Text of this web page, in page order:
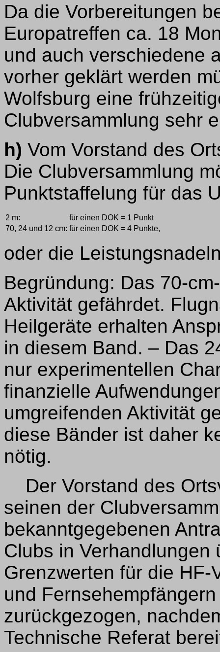
Da die Vorbereitungen
Europatreffen ca. 18
und auch verschiedene
vorher geklärt werden
Wolfsburg eine
Clubversammlung sehr
h) Vom Vorstand des
Die Clubversammlung
Punktstaffelung für das
2 m:
für einen DOK = 1 Punkt
70, 24 und 12 cm: für einen DOK = 4 Punkte,
oder die
Begründung: Das 70-
Aktivität gefährdet.
Heilgeräte erhalten
in diesem Band. – Das
nur experimentellen
finanzielle
umgreifenden Aktivität
diese Bänder ist daher
nötig.
Der Vorstand des
seinen der
bekanntgegebenen
Clubs in
Grenzwerten für die
und
zurückgezogen,
Technische Referat